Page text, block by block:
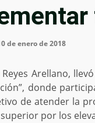
de enero de 2018
Arellano,
donde
de atender la
por los